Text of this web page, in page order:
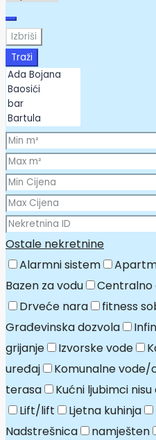
Izbriši
Traži
Ostale nekretnine
Alarmni sistem
Bazen za vodu
Centralno
Drveće nara
fitness
Građevinska dozvola
grijanje
Izvorske vode
uređaj
Komunalne
terasa
Kućni ljubimci
Lift/lift
Ljetna kuhinja
Nadstrešnica
namješten